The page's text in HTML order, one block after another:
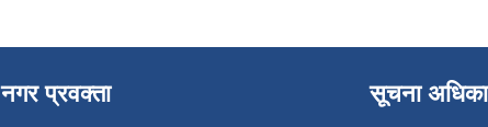
नगर प्रवक्ता सूचना